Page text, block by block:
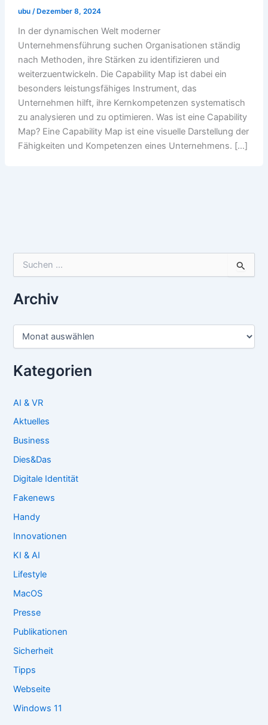
ubu /Dezember 8, 2024
In der dynamischen Welt moderner
Unternehmensführung suchen Organisationen ständig
nach Methoden, ihre Stärken zu identifizieren und
weiterzuentwickeln. Die Capability Map ist dabei ein
besonders leistungsfähiges Instrument, das
Unternehmen hilft, ihre Kernkompetenzen systematisch
zu analysieren und zu optimieren. Was ist eine Capability
Map? Eine Capability Map ist eine visuelle Darstellung der
Fähigkeiten und Kompetenzen eines Unternehmens. […]
nach:
Archiv
Kategorien
AI & VR
Aktuelles
Business
Dies&Das
Digitale Identität
Fakenews
Handy
Innovationen
KI & AI
Lifestyle
MacOS
Presse
Publikationen
Sicherheit
Tipps
Webseite
Windows 11